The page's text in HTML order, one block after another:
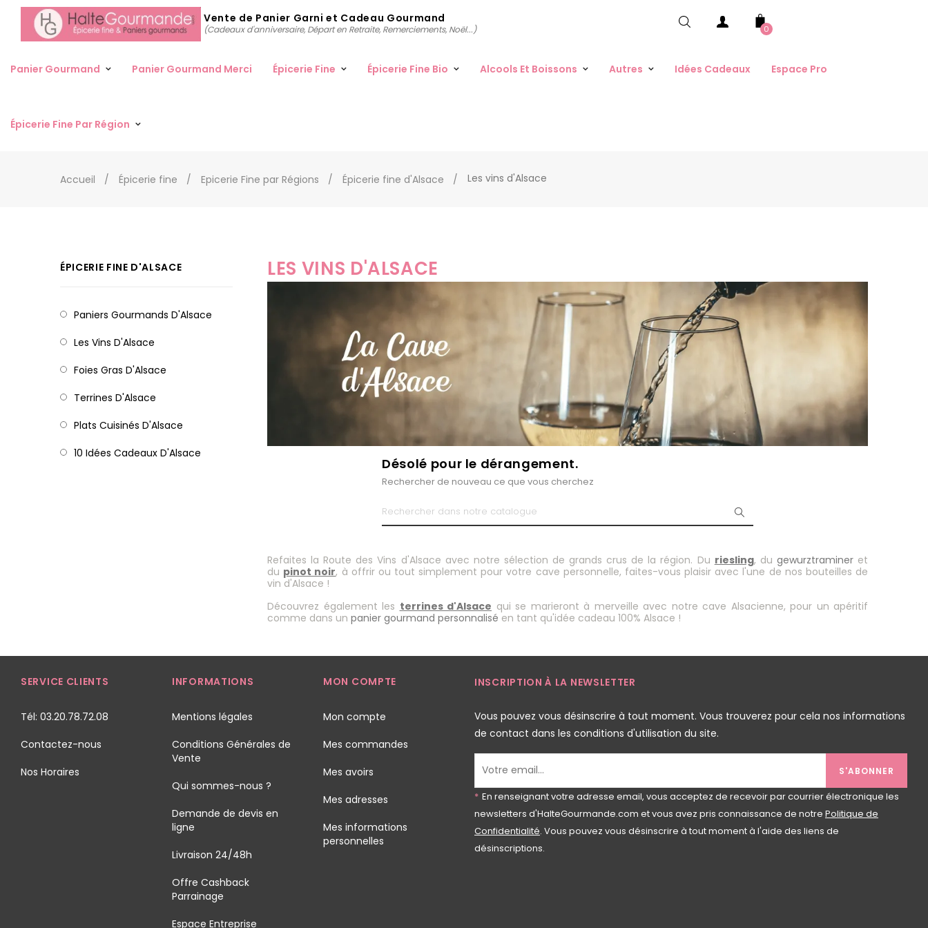
Vente de Panier Garni et Cadeau Gourmand
(Cadeaux d'anniversaire, Départ en Retraite, Remerciements, Noël...) 0
Panier Gourmand Panier Gourmand Merci Épicerie Fine Épicerie Fine Bio Alcools Et Boissons Autres Idées Cadeaux Espace Pro
Épicerie Fine Par Région
Accueil Épicerie fine Epicerie Fine par Régions Épicerie fine d'Alsace Les vins d'Alsace
ÉPICERIE FINE D'ALSACE
Paniers Gourmands D'Alsace
Les Vins D'Alsace
Foies Gras D'Alsace
Terrines D'Alsace
Plats Cuisinés D'Alsace
10 Idées Cadeaux D'Alsace
LES VINS D'ALSACE
Désolé pour le dérangement.
Rechercher de nouveau ce que vous cherchez
Refaites la Route des Vins d'Alsace avec notre sélection de grands crus de la région. Du riesling, du gewurztramineret
du pinot noir, à offrir ou tout simplement pour votre cave personnelle, faites-vous plaisir avec l'une de nos bouteilles de
vin d'Alsace !
Découvrez également les terrines d'Alsace qui se marieront à merveille avec notre cave Alsacienne, pour un apéritif
comme dans un panier gourmand personnalisé en tant qu'idée cadeau 100% Alsace !
SERVICE CLIENTS
Tél: 03.20.78.72.08
Contactez-nous
Nos Horaires
INFORMATIONS
Mentions légales
Conditions Générales de
Vente
Qui sommes-nous ?
Demande de devis en
ligne
Livraison 24/48h
Offre Cashback
Parrainage
Espace Entreprise
MON COMPTE
Mon compte
Mes commandes
Mes avoirs
Mes adresses
Mes informations
personnelles
INSCRIPTION À LA NEWSLETTER
Vous pouvez vous désinscrire à tout moment. Vous trouverez pour cela nos informations
de contact dans les conditions d'utilisation du site.
S'ABONNER
* En renseignant votre adresse email, vous acceptez de recevoir par courrier électronique les
newsletters d'HalteGourmande.com et vous avez pris connaissance de notre Politique de
Confidentialité. Vous pouvez vous désinscrire à tout moment à l'aide des liens de
désinscriptions.